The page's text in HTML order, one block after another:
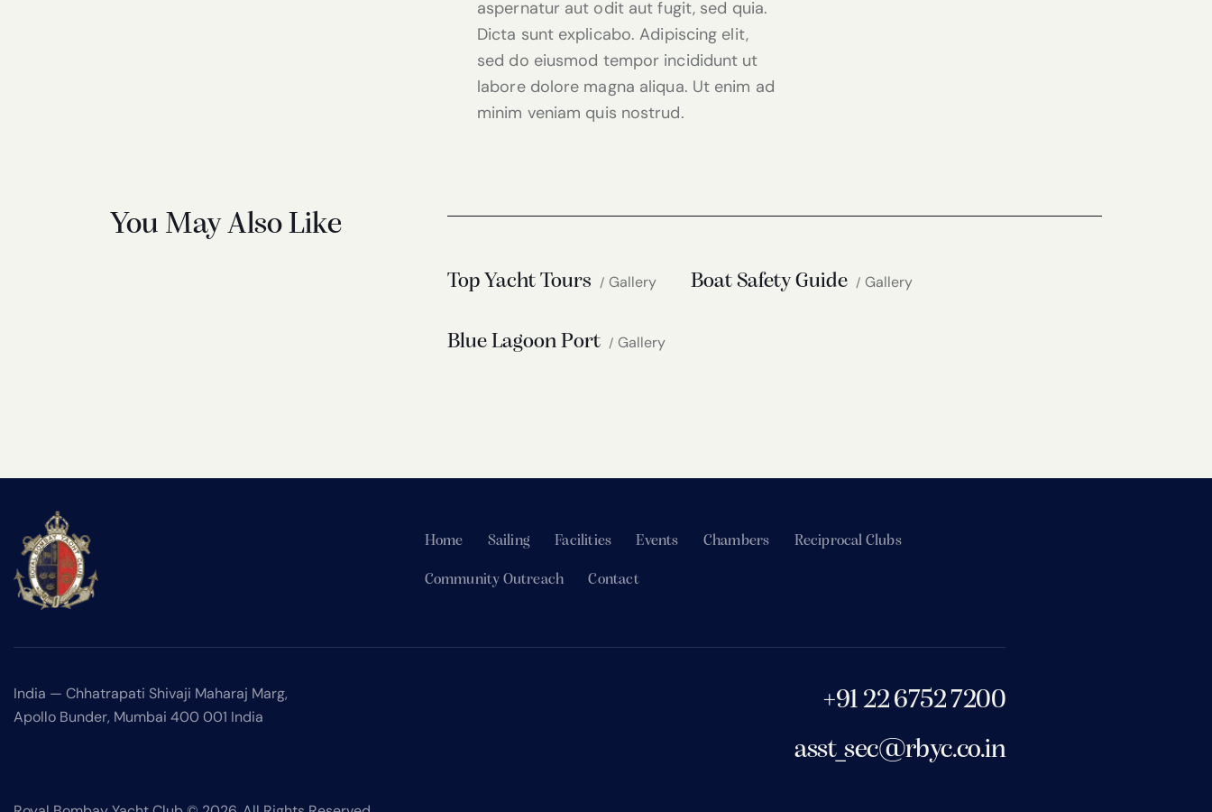
aspernatur aut odit aut fugit, sed quia.
Dicta sunt explicabo. Adipiscing elit,
sed do eiusmod tempor incididunt ut
labore dolore magna aliqua. Ut enim ad
minim veniam quis nostrud.
You May Also Like
Gallery
Top Yacht Tours Gallery
Boat Safety Guide
Gallery
Blue Lagoon Port
Home Sailing Facilities Events Chambers Reciprocal Clubs
Community Outreach Contact
India — Chhatrapati Shivaji Maharaj Marg,
Apollo Bunder, Mumbai 400 001 India
+91 22 6752 7200
asst_sec@rbyc.co.in